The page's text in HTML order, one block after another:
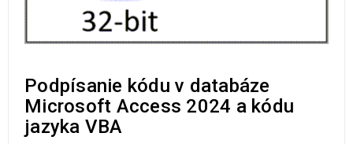
Podpísanie kódu v databáze
Microsoft Access 2024 a kódu
jazyka VBA